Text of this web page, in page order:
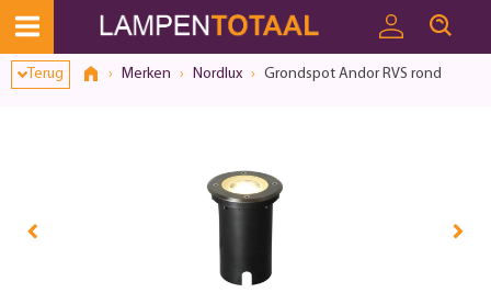
Terug Merken Nordlux Grondspot Andor RVS rond